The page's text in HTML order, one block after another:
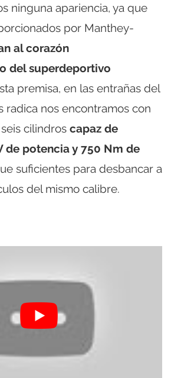
ninguna apariencia, ya que
por Manthey-
al corazón
del superdeportivo
premisa, en las entrañas del
radica nos encontramos con
cilindros capaz de
de potencia y 750 Nm de
suficientes para desbancar a
del mismo calibre.